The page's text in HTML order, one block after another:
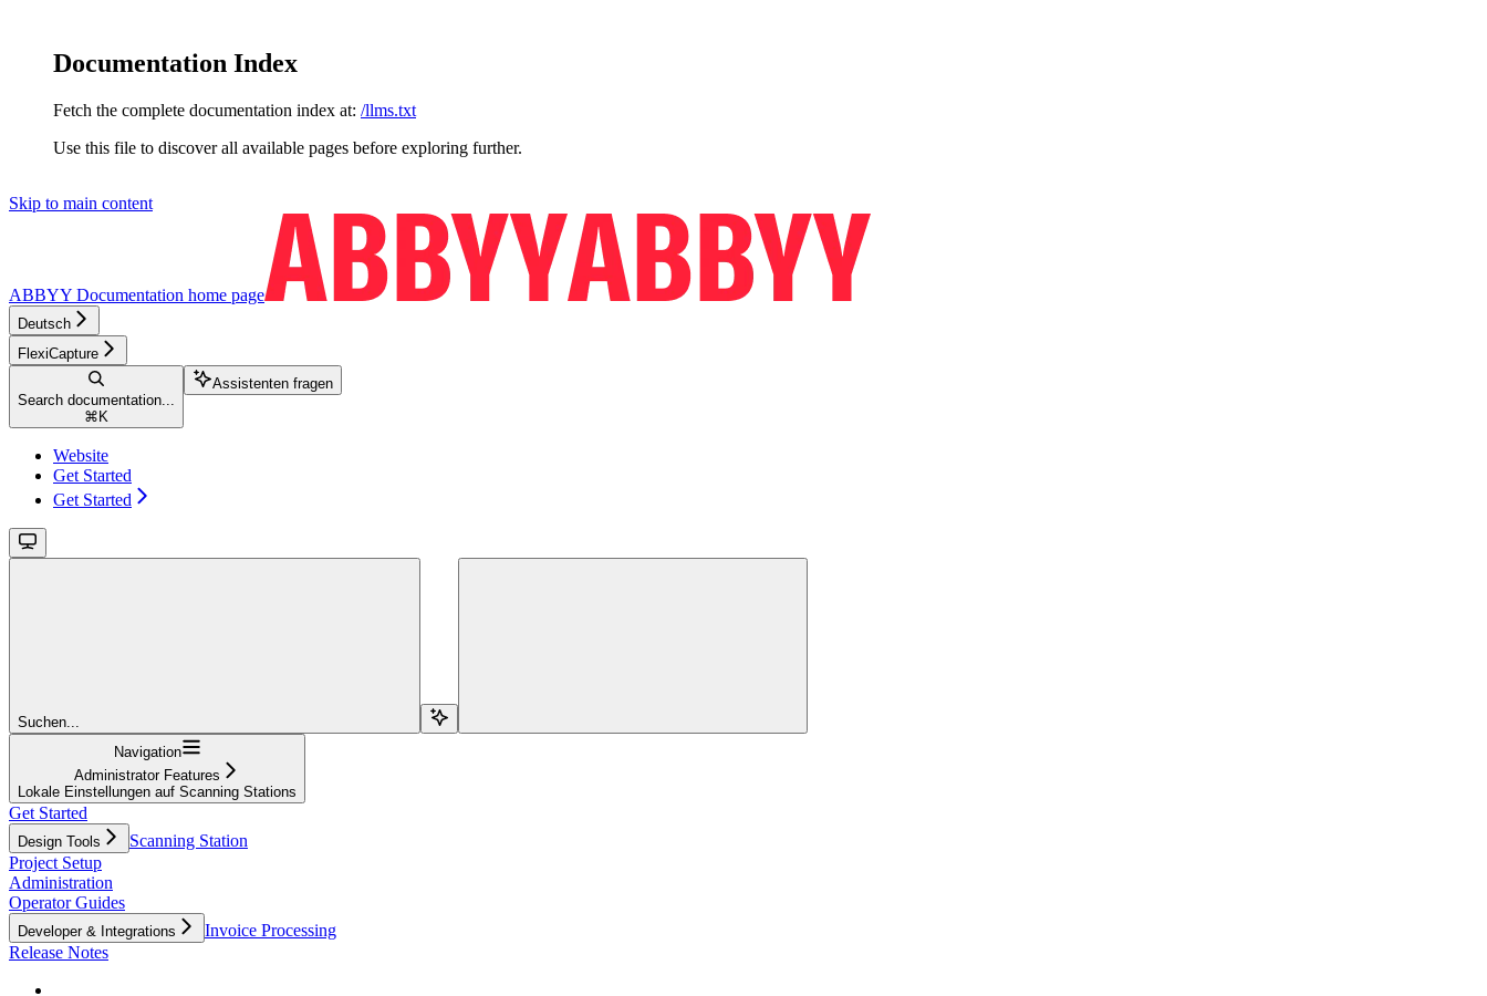
Documentation Index
Fetch the complete documentation index at: /llms.txt
Use this file to discover all available pages before exploring further.
Skip to main content
ABBYY Documentation home page
Deutsch
FlexiCapture
Search documentation...
⌘ K
Assistenten fragen
Website
Get Started
Get Started
Suchen...
Navigation
Administrator Features
Lokale Einstellungen auf Scanning Stations
Get Started
Design Tools
Scanning Station
Project Setup
Administration
Operator Guides
Developer & Integrations
Invoice Processing
Release Notes